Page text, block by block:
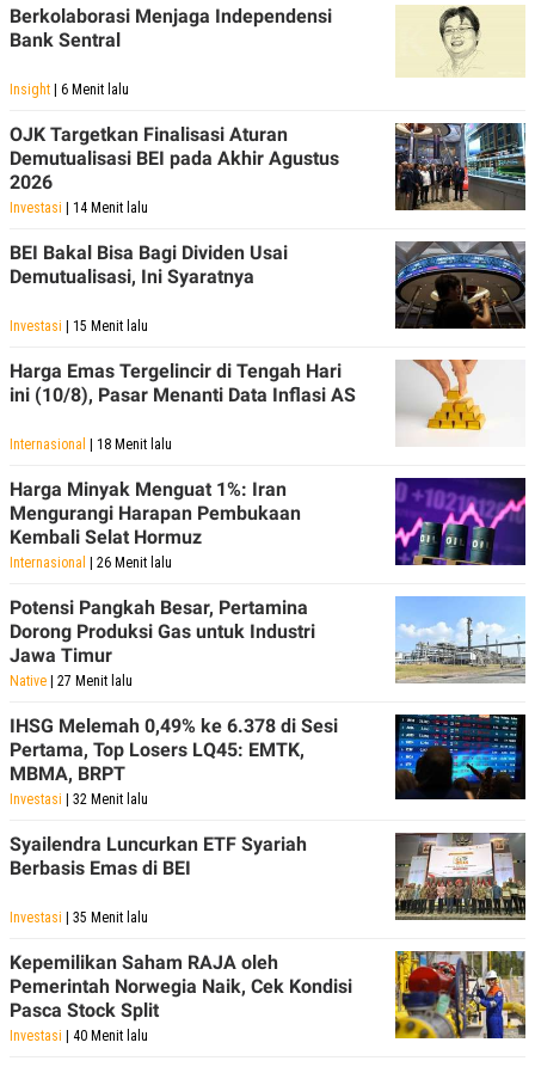
Berkolaborasi Menjaga Independensi
Bank Sentral
Insight | 6 Menit lalu
OJK Targetkan Finalisasi Aturan
Demutualisasi BEI pada Akhir Agustus
2026
Investasi | 14 Menit lalu
BEI Bakal Bisa Bagi Dividen Usai
Demutualisasi, Ini Syaratnya
Investasi | 15 Menit lalu
Harga Emas Tergelincir di Tengah Hari
ini (10/8), Pasar Menanti Data Inflasi AS
Internasional | 18 Menit lalu
Harga Minyak Menguat 1%: Iran
Mengurangi Harapan Pembukaan
Kembali Selat Hormuz
Internasional | 26 Menit lalu
Potensi Pangkah Besar, Pertamina
Dorong Produksi Gas untuk Industri
Jawa Timur
Native | 27 Menit lalu
IHSG Melemah 0,49% ke 6.378 di Sesi
Pertama, Top Losers LQ45: EMTK,
MBMA, BRPT
Investasi | 32 Menit lalu
Syailendra Luncurkan ETF Syariah
Berbasis Emas di BEI
Investasi | 35 Menit lalu
Kepemilikan Saham RAJA oleh
Pemerintah Norwegia Naik, Cek Kondisi
Pasca Stock Split
Investasi | 40 Menit lalu